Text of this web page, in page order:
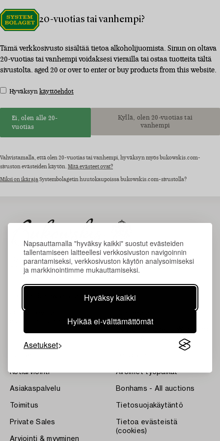
Napsauttamalla "hyväksy kaikki" suostut evästeiden
tallentamiseen laitteellesi verkkosivuston navigoinnin
parantamiseksi, verkkosivuston käytön analysoimiseksi
ja markkinointimme mukauttamiseksi.
Hyväksy kaikki
Hylkää ei-välttämättömät
Asetukset
20-vuotias tai vanhempi?
Tämä verkkosivusto sisältää tietoa alkoholijuomista. Sinun on oltava
20-vuotias tai vanhempi voidaksesi vierailla tai ostaa tuotteita tältä
sivustolta. aged 20 or over to enter or buy products from this website.
Hyväksynkäyttöehdot
Ei, olen alle 20-
vuotias
Kyllä, olen 20-vuotias tai
vanhempi
Vahvistamalla, että olen 20-vuotias tai vanhempi, hyväksyn myös bukowskis.com-
sivuston evästeiden käytön. Mitä evästeet ovat?
Miksi on ikärajaSystembolagetin huutokaupoissa bukowskis.com-sivustolla?
Ota yhteyttä
asiantuntijoihimme
Kotiarviointi
Asiakaspalvelu
Toimitus
Private Sales
Arviointi & myyminen
Ehdot
Avoimet työpaikat
Bonhams - All auctions
Tietosuojakäytäntö
Tietoa evästeistä
(cookies)